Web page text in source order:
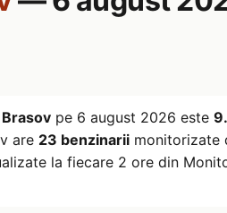
Brasov pe 6 august 2026 este
are 23 benzinarii monitorizate
la fiecare 2 ore din